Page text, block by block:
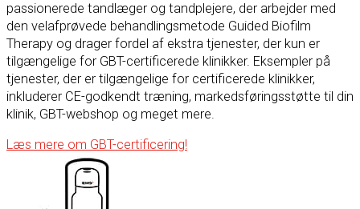
passionerede tandlæger og tandplejere, der arbejder med
den velafprøvede behandlingsmetode Guided Biofilm
Therapy og drager fordel af ekstra tjenester, der kun er
tilgængelige for GBT-certificerede klinikker. Eksempler på
tjenester, der er tilgængelige for certificerede klinikker,
inkluderer CE-godkendt træning, markedsføringsstøtte til din
klinik, GBT-webshop og meget mere.
Læs mere om GBT-certificering!